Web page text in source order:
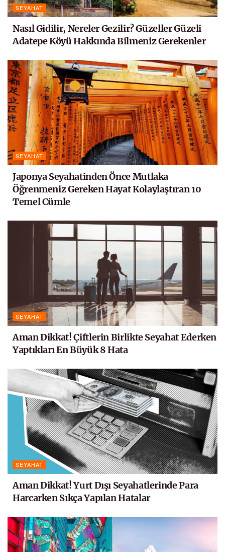
SEYAHAT
Nasıl Gidilir, Nereler Gezilir? Güzeller Güzeli
Adatepe Köyü Hakkında Bilmeniz Gerekenler
SEYAHAT
Japonya Seyahatinden Önce Mutlaka
Öğrenmeniz Gereken Hayat Kolaylaştıran 10
Temel Cümle
SEYAHAT
Aman Dikkat! Çiftlerin Birlikte Seyahat Ederken
Yaptıkları En Büyük 8 Hata
SEYAHAT
Aman Dikkat! Yurt Dışı Seyahatlerinde Para
Harcarken Sıkça Yapılan Hatalar